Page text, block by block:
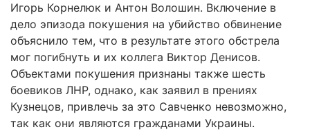
Игорь Корнелюк и Антон Волошин. Включение в
дело эпизода покушения на убийство обвинение
объяснило тем, что в результате этого обстрела
мог погибнуть и их коллега Виктор Денисов.
Объектами покушения признаны также шесть
боевиков ЛНР, однако, как заявил в прениях
Кузнецов, привлечь за это Савченко невозможно,
так как они являются гражданами Украины.